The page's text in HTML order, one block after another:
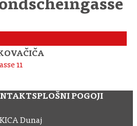
11
SPLOŠNI POGOJI
Dunaj